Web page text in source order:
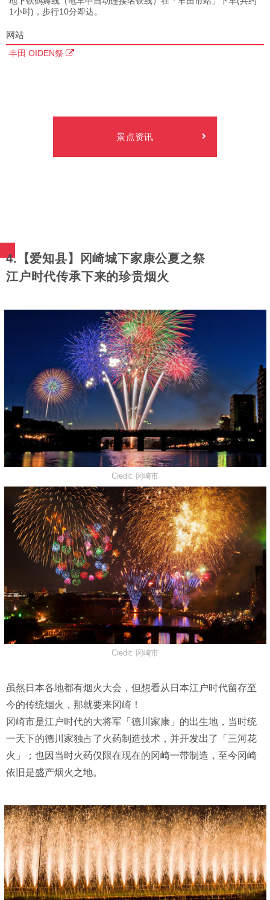
1小时)，步行10分即达。
网站
丰田 OIDEN祭
景点资讯
4.【爱知县】冈崎城下家康公夏之祭
江户时代传承下来的珍贵烟火
Credit: 冈崎市
Credit: 冈崎市
虽然日本各地都有烟火大会，但想看从日本江户时代留存至
今的传统烟火，那就要来冈崎！
冈崎市是江户时代的大将军「德川家康」的出生地，当时统
一天下的德川家独占了火药制造技术，并开发出了「三河花
火」；也因当时火药仅限在现在的冈崎一带制造，至今冈崎
依旧是盛产烟火之地。